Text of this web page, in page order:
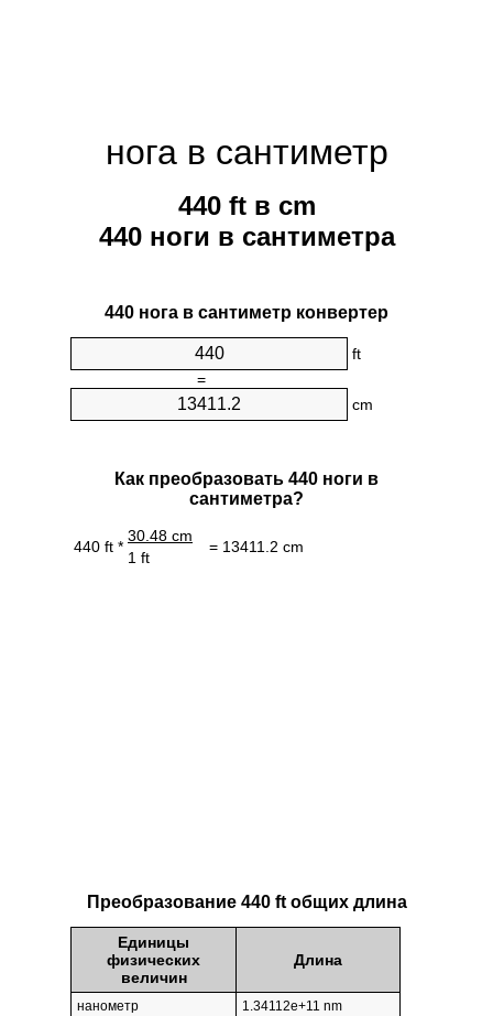
нога в сантиметр
440 ft в cm
440 ноги в сантиметра
440 нога в сантиметр конвертер
ft
=
cm
Как преобразовать 440 ноги в
сантиметра?
440 ft *
30.48 cm
= 13411.2 cm
1 ft
Преобразование 440 ft общих длина
Единицы
физических
величин
Длина
нанометр
1.34112e+11 nm